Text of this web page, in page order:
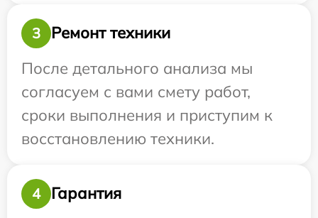
3
Ремонт техники
После детального анализа мы
согласуем с вами смету работ,
сроки выполнения и приступим к
восстановлению техники.
4 Гарантия